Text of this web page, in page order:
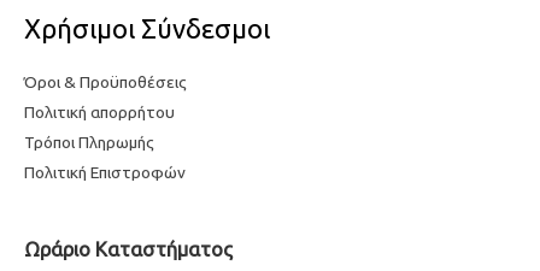
Χρήσιμοι Σύνδεσμοι
Όροι & Προϋποθέσεις
Πολιτική απορρήτου
Τρόποι Πληρωμής
Πολιτική Επιστροφών
Ωράριο Καταστήματος